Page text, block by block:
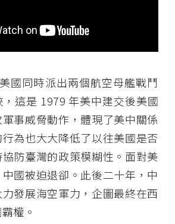
國同時派出兩個航空母艦戰鬥
這是 1979 年美中建交後美國
事威脅動作，體現了美中關係
為也大大降低了以往美國是否
防臺灣的政策模糊性。面對美
國被迫退卻。此後二十年，中
發展海空軍力，企圖最終在西
權。